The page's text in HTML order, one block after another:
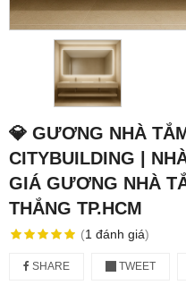
💎 GƯƠNG NHÀ
CITYBUILDING |
GIÁ GƯƠNG NHÀ
THẮNG TP.HCM
(1 đánh giá)
SHARE TWEET